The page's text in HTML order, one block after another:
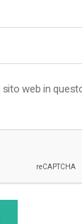
sito web in